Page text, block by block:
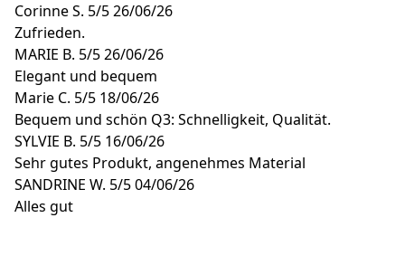
Corinne S. 5/526/06/26
Zufrieden.
MARIE B. 5/526/06/26
Elegant und bequem
Marie C. 5/5 18/06/26
Bequem und schön Q3: Schnelligkeit, Qualität.
SYLVIE B. 5/5 16/06/26
Sehr gutes Produkt, angenehmes Material
SANDRINE W. 5/504/06/26
Alles gut